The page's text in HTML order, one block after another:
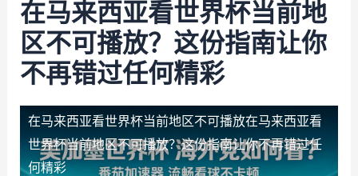
在马来西亚看世界杯当前地
区不可播放？这份指南让你
不再错过任何精彩
在马来西亚看世界杯当前地区不可播放在马来西亚看
世界杯当前地区不可播放？这份指南让你不再错过任
何精彩